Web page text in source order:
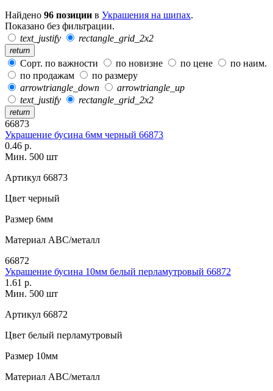
Найдено 96 позиции в Украшения на шипах.
Показано без фильтрации.
text_justify
rectangle_grid_2x2
return
Сорт. по важности по новизне по цене
по наим.
по продажам
по размеру
arrowtriangle_down
arrowtriangle_up
text_justify
rectangle_grid_2x2
return
66873
Украшение бусина 6мм черный 66873
0.46 р.
Мин. 500 шт
Артикул 66873
Цвет черный
Размер 6мм
Материал АВС/металл
66872
Украшение бусина 10мм белый перламутровый 66872
1.61 р.
Мин. 500 шт
Артикул 66872
Цвет белый перламутровый
Размер 10мм
Материал АВС/металл